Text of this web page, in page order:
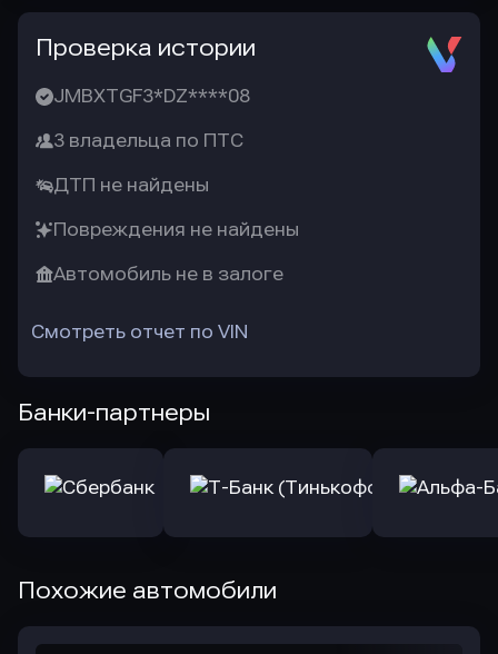
Проверка истории
JMBXTGF3*DZ****08
3 владельца по ПТС
ДТП не найдены
Повреждения не найдены
Автомобиль не в залоге
Смотреть отчет по VIN
Банки-партнеры
Похожие автомобили